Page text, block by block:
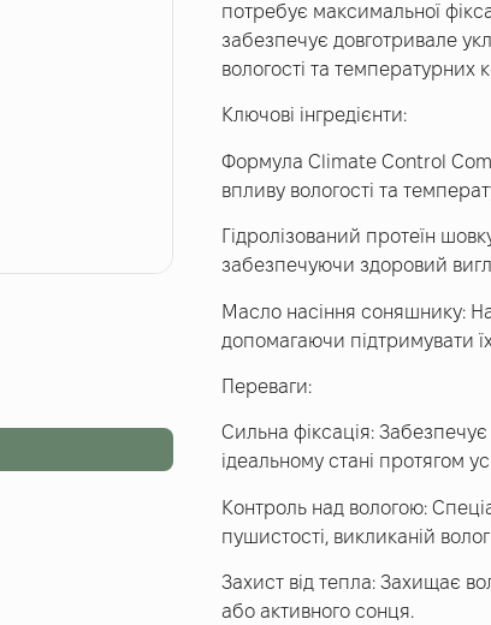
потребує максимальної
забезпечує довготривале
вологості та температурних
Ключові інгредієнти:
Формула Climate Control
впливу вологості та
Гідролізований протеїн
забезпечуючи здоровий
Масло насіння соняшнику:
допомагаючи підтримувати
Переваги:
Сильна фіксація:
ідеальному стані протягом
Контроль над вологою:
пушистості, викликаній
Захист від тепла: Захищає
або активного сонця.